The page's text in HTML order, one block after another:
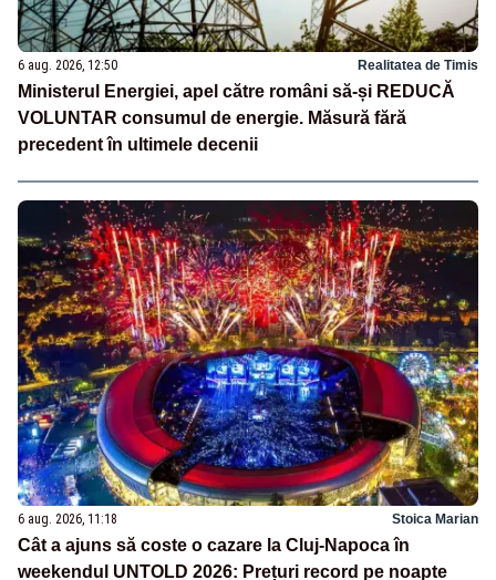
6 aug. 2026, 12:50 Realitatea de Timis
Ministerul Energiei, apel către români să-și REDUCĂ
VOLUNTAR consumul de energie. Măsură fără
precedent în ultimele decenii
6 aug. 2026, 11:18 Stoica Marian
Cât a ajuns să coste o cazare la Cluj-Napoca în
weekendul UNTOLD 2026: Prețuri record pe noapte